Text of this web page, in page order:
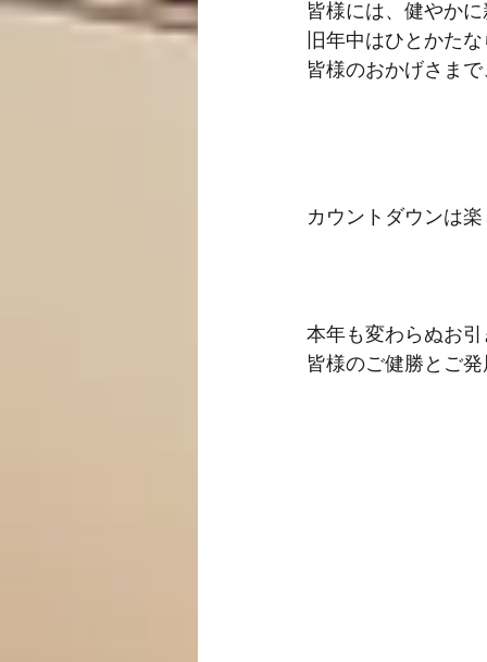
皆様には、健やか
旧年中はひとかた
皆様のおかげさま
カウントダウンは
本年も変わらぬお
皆様のご健勝とご